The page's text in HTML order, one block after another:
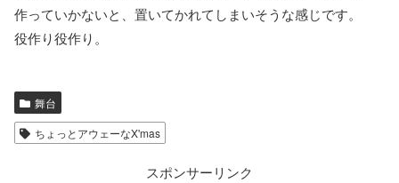
作っていかないと、置いてかれてしまいそうな感じです。
役作り役作り。
舞台
ちょっとアウェーなX'mas
スポンサーリンク